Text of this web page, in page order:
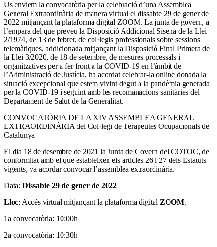
Us enviem la convocatòria per la celebració d’una Assemblea
General Extraordinària de manera virtual el dissabte 29 de gener de
2022 mitjançant la plataforma digital ZOOM. La junta de govern, a
l’empara del que preveu la Disposició Addicional Sisena de la Llei
2/1974, de 13 de febrer, de col·legis professionals sobre sessions
telemàtiques, addicionada mitjançant la Disposició Final Primera de
la Llei 3/2020, de 18 de setembre, de mesures processals i
organitzatives per a fer front a la COVID-19 en l’àmbit de
l’Administració de Justícia, ha acordat celebrar-la online donada la
situació excepcional que estem vivint degut a la pandèmia generada
per la COVID-19 i seguint amb les recomanacions sanitàries del
Departament de Salut de la Generalitat.
CONVOCATÒRIA DE LA XIV ASSEMBLEA GENERAL
EXTRAORDINÀRIA del Col·legi de Terapeutes Ocupacionals de
Catalunya
El dia 18 de desembre de 2021 la Junta de Govern del COTOC, de
conformitat amb el que estableixen els articles 26 i 27 dels Estatuts
vigents, va acordar convocar l’assemblea extraordinària.
Data: Dissabte 29 de gener de 2022
Lloc: Accés virtual mitjançant la plataforma digital ZOOM.
1a convocatòria: 10:00h
2a convocatòria: 10:30h